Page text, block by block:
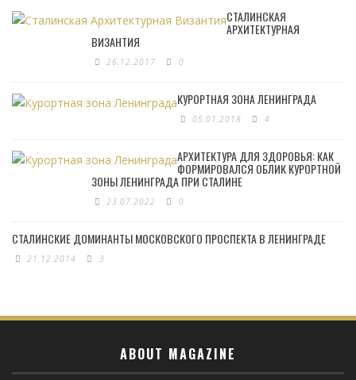
СТАЛИНСКАЯ
АРХИТЕКТУРНАЯ
ВИЗАНТИЯ
26.12.2017 0
КУРОРТНАЯ ЗОНА ЛЕНИНГРАДА
05.01.2018 4
АРХИТЕКТУРА ДЛЯ ЗДОРОВЬЯ: КАК
ФОРМИРОВАЛСЯ ОБЛИК КУРОРТНОЙ
ЗОНЫ ЛЕНИНГРАДА ПРИ СТАЛИНЕ
23.07.2022 0
СТАЛИНСКИЕ ДОМИНАНТЫ МОСКОВСКОГО ПРОСПЕКТА В ЛЕНИНГРАДЕ
21.12.2014 3
ABOUT MAGAZINE